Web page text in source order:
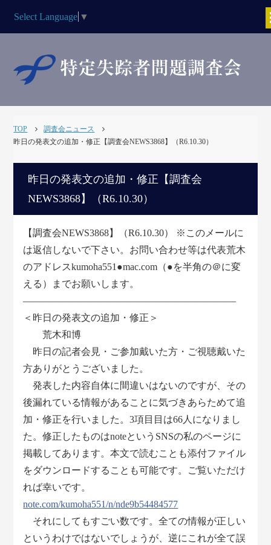
Select Language ▼
TOP
調査会ニュース
昨日の発表文の追加・修正【調査会NEWS3868】（R6.10.30）
昨日の発表文の追加・修正【調査会
NEWS3868】（R6.10.30）
【調査会NEWS3868】（R6.10.30） ※このメールに
は返信しないで下さい。お問い合わせ等は代表荒木
のアドレスkumoha551●mac.com（●を半角の＠に変
える）までお願いします。
――――――――――――――――――――――
＜昨日の発表文の追加・修正＞
荒木和博
昨日の記者会見・ご参加戴いた方・ご視聴戴いた
方ありがとうございました。
発表した内容自体に間違いはないのですが、その
後漏れている情報があることに気づきあらためて追
加・修正を行いました。3項目目は66人になりまし
た。修正したものはnoteというSNSの私のページに
掲載してあります。本文で読むことも添付ファイル
をダウンロードすることも可能です。ご覧いただけ
れば幸いです。
note.com/kumoha551/n/nde9b54484577
それにしてもすごい数です。全ての情報が正しい
というわけではないでしょうが、逆にこれが全て誤